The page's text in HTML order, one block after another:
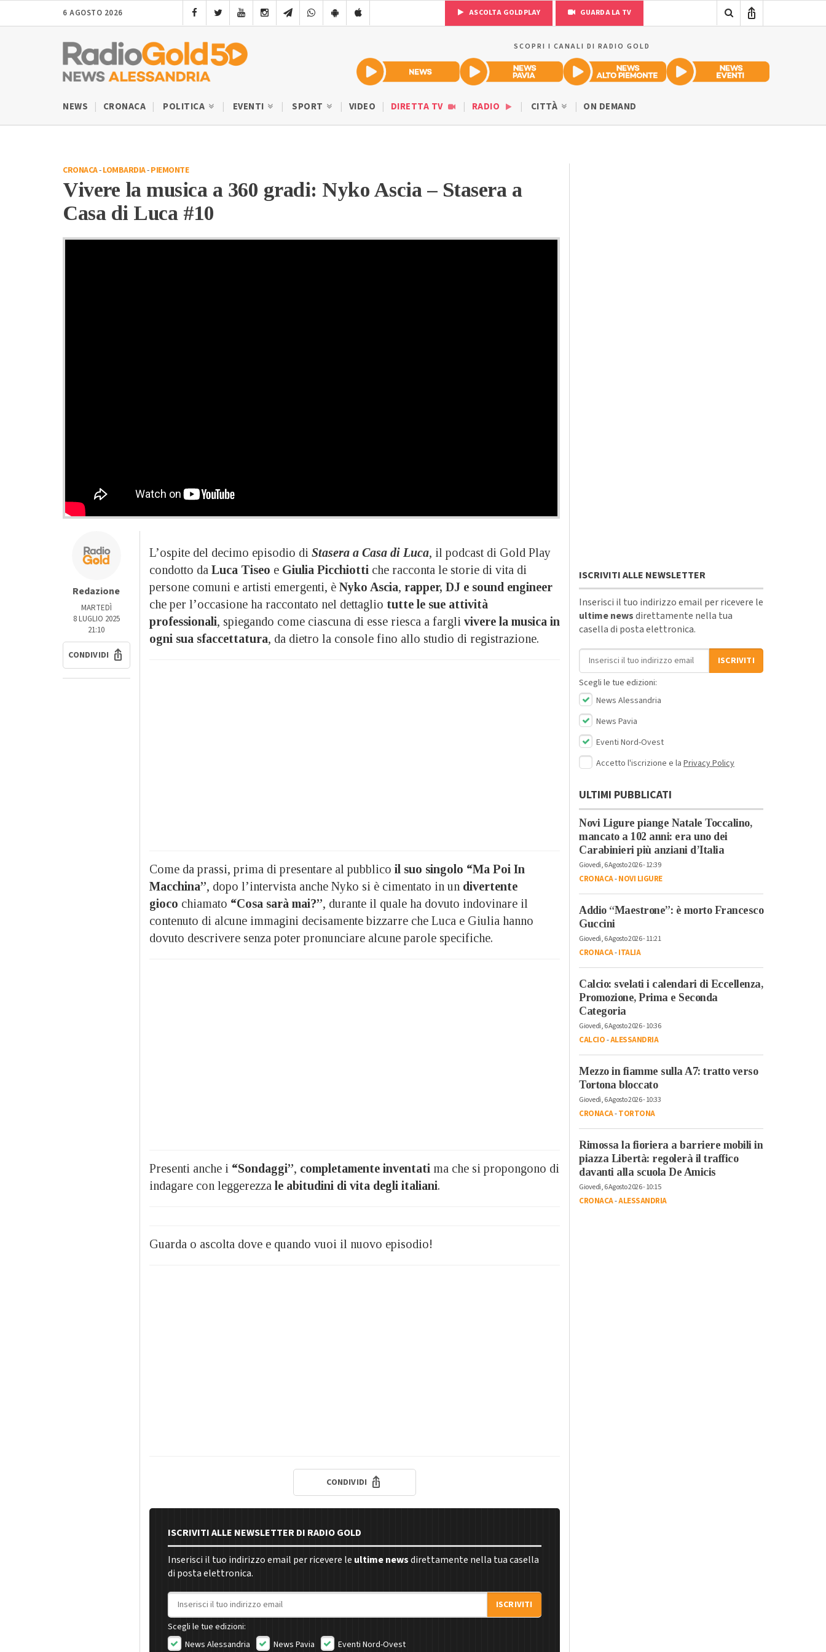
6 AGOSTO 2026 ASCOLTA GOLDPLAY GUARDA LA TV
SCOPRI I CANALI DI RADIO GOLD
NEWS CRONACA POLITICA EVENTI SPORT VIDEO DIRETTA TV RADIO CITTÀ ON DEMAND
CRONACA-LOMBARDIA-PIEMONTE
Vivere la musica a 360 gradi: Nyko Ascia – Stasera a
Casa di Luca #10
Redazione
MARTEDÌ
8 LUGLIO 2025
21:10
CONDIVIDI
L’ospite del decimo episodio di Stasera a Casa di Luca, il podcast di Gold Play
condotto da Luca Tiseo e Giulia Picchiotti che racconta le storie di vita di
persone comuni e artisti emergenti, è Nyko Ascia, rapper, DJ e sound engineer
che per l’occasione ha raccontato nel dettaglio tutte le sue attività
professionali, spiegando come ciascuna di esse riesca a fargli vivere la musica in
ogni sua sfaccettatura, da dietro la console fino allo studio di registrazione.
Come da prassi, prima di presentare al pubblico il suo singolo “Ma Poi In
Macchina”, dopo l’intervista anche Nyko si è cimentato in un divertente
gioco chiamato “Cosa sarà mai?”, durante il quale ha dovuto indovinare il
contenuto di alcune immagini decisamente bizzarre che Luca e Giulia hanno
dovuto descrivere senza poter pronunciare alcune parole specifiche.
Presenti anche i “Sondaggi”, completamente inventati ma che si propongono di
indagare con leggerezza le abitudini di vita degli italiani.
Guarda o ascolta dove e quando vuoi il nuovo episodio!
CONDIVIDI
ISCRIVITI ALLE NEWSLETTER DI RADIO GOLD
Inserisci il tuo indirizzo email per ricevere le ultime newsdirettamente nella tua casella
di posta elettronica.
Indirizzo email
ISCRIVITI
Scegli le tue edizioni:
News Alessandria
News Pavia
Eventi Nord-Ovest
ISCRIVITI ALLE NEWSLETTER
Inserisci il tuo indirizzo email per ricevere le
ultime newsdirettamente nella tua
casella di posta elettronica.
Indirizzo email
ISCRIVITI
Scegli le tue edizioni:
News Alessandria
News Pavia
Eventi Nord-Ovest
Accetto l'iscrizione e la Privacy Policy
ULTIMI PUBBLICATI
Novi Ligure piange Natale Toccalino,
mancato a 102 anni: era uno dei
Carabinieri più anziani d’Italia
Giovedì, 6 Agosto 2026 - 12:39
CRONACA-NOVI LIGURE
Addio “Maestrone”: è morto Francesco
Guccini
Giovedì, 6 Agosto 2026 - 11:21
CRONACA-ITALIA
Calcio: svelati i calendari di Eccellenza,
Promozione, Prima e Seconda
Categoria
Giovedì, 6 Agosto 2026 - 10:36
CALCIO-ALESSANDRIA
Mezzo in fiamme sulla A7: tratto verso
Tortona bloccato
Giovedì, 6 Agosto 2026 - 10:33
CRONACA-TORTONA
Rimossa la fioriera a barriere mobili in
piazza Libertà: regolerà il traffico
davanti alla scuola De Amicis
Giovedì, 6 Agosto 2026 - 10:15
CRONACA-ALESSANDRIA